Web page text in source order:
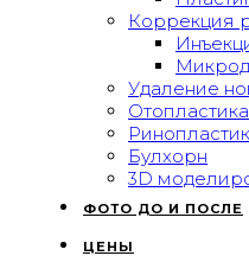
Коррекция
Удаление
Булхорн
3D
ФОТО ДО И ПОСЛЕ
ЦЕНЫ